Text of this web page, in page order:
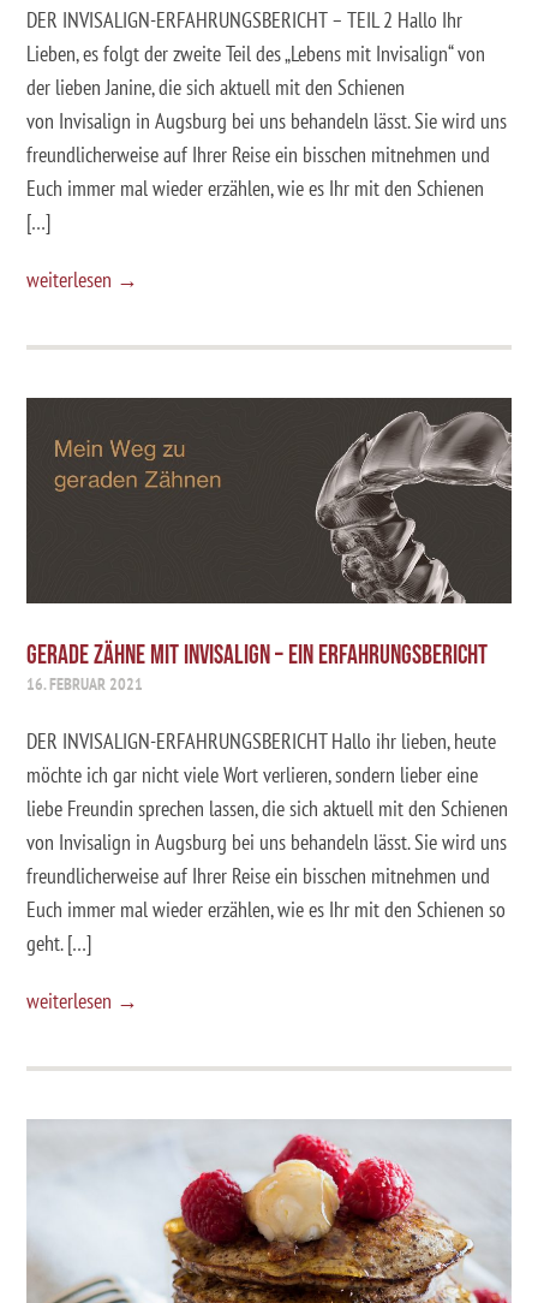
DER INVISALIGN-ERFAHRUNGSBERICHT – TEIL 2 Hallo Ihr
Lieben, es folgt der zweite Teil des „Lebens mit Invisalign“ von
der lieben Janine, die sich aktuell mit den Schienen
von Invisalign in Augsburg bei uns behandeln lässt. Sie wird uns
freundlicherweise auf Ihrer Reise ein bisschen mitnehmen und
Euch immer mal wieder erzählen, wie es Ihr mit den Schienen
[…]
weiterlesen →
GERADE ZÄHNE MIT INVISALIGN – EIN ERFAHRUNGSBERICHT
16. FEBRUAR 2021
DER INVISALIGN-ERFAHRUNGSBERICHT Hallo ihr lieben, heute
möchte ich gar nicht viele Wort verlieren, sondern lieber eine
liebe Freundin sprechen lassen, die sich aktuell mit den Schienen
von Invisalign in Augsburg bei uns behandeln lässt. Sie wird uns
freundlicherweise auf Ihrer Reise ein bisschen mitnehmen und
Euch immer mal wieder erzählen, wie es Ihr mit den Schienen so
geht. […]
weiterlesen →